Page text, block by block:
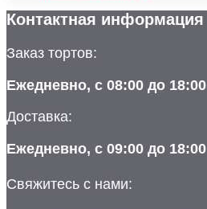
Контактная информация
Заказ тортов:
Ежедневно, с 08:00 до 18:00
Доставка:
Ежедневно, с 09:00 до 18:00
Свяжитесь с нами: